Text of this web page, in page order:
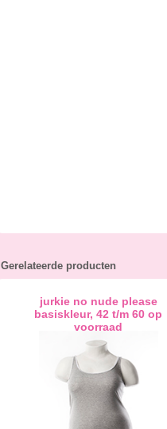
Gerelateerde producten
jurkie no nude please
basiskleur, 42 t/m 60 op
voorraad